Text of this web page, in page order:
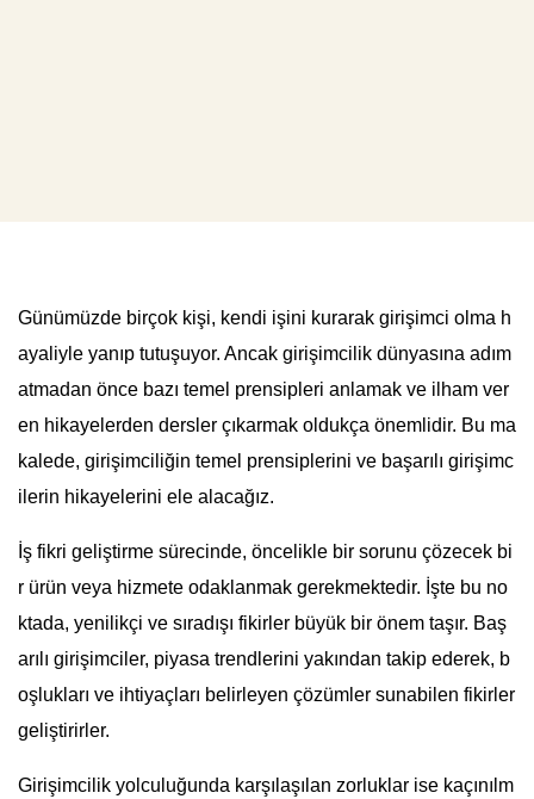
Günümüzde birçok kişi, kendi işini kurarak girişimci olma h
ayaliyle yanıp tutuşuyor. Ancak girişimcilik dünyasına adım
atmadan önce bazı temel prensipleri anlamak ve ilham ver
en hikayelerden dersler çıkarmak oldukça önemlidir. Bu ma
kalede, girişimciliğin temel prensiplerini ve başarılı girişimc
ilerin hikayelerini ele alacağız.
İş fikri geliştirme sürecinde, öncelikle bir sorunu çözecek bi
r ürün veya hizmete odaklanmak gerekmektedir. İşte bu no
ktada, yenilikçi ve sıradışı fikirler büyük bir önem taşır. Baş
arılı girişimciler, piyasa trendlerini yakından takip ederek, b
oşlukları ve ihtiyaçları belirleyen çözümler sunabilen fikirler
geliştirirler.
Girişimcilik yolculuğunda karşılaşılan zorluklar ise kaçınılm